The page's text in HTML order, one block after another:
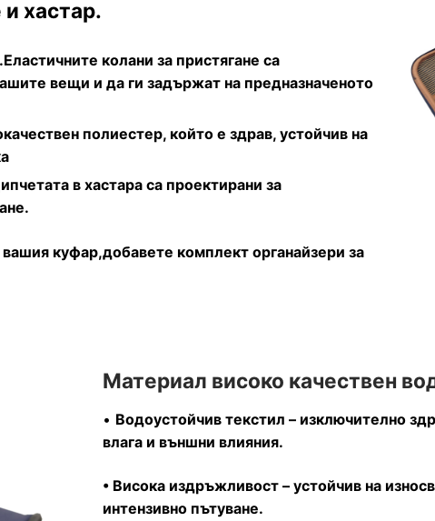
хастар.
колани за пристягане са
вещи и да ги задържат на предназначеното
полиестер, който е здрав, устойчив на
в хастара са проектирани за
куфар,добавете комплект органайзери за
Материал високо качествен
• Водоустойчив текстил – изключително
влага и външни влияния.
• Висока издръжливост – устойчив на
интензивно пътуване.